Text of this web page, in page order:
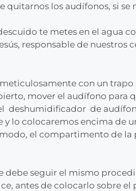
quitarnos los audífonos, si
te metes en el agua
responsable de nuestros
con un trapo
mover el audífono para
deshumidificador de
y lo colocaremos encima de
el compartimento de la
debe seguir el mismo
antes de colocarlo sobre el